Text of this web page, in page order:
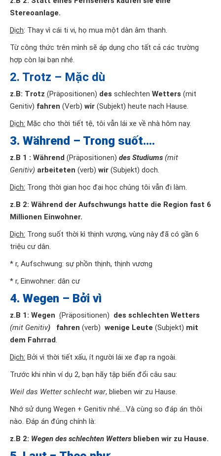
Stereoanlage.
Dịch: Thay vì cái ti vi, họ mua một dàn âm thanh.
Từ công thức trên mình sẽ áp dụng cho tất cả các trường
hợp còn lại bạn nhé.
2. Trotz – Mặc dù
z.B: Trotz (Präpositionen) des schlechten Wetters (mit
Genitiv) fahren (Verb) wir (Subjekt) heute nach Hause.
Dịch: Mặc cho thời tiết tệ, tôi vẫn lái xe về nhà hôm nay.
3. Während – Trong suốt….
z.B 1 : Während (Präpositionen) des Studiums (mit
Genitiv) arbeiteten (verb) wir (Subjekt) doch.
Dịch: Trong thời gian học đại học chúng tôi vẫn đi làm.
z.B 2: Während der Aufschwungs hatte die Region fast 6
Millionen Einwohner.
Dịch: Trong suốt thời kì thịnh vượng, vùng này đã có gần 6
triệu cư dân.
* r, Aufschwung: sự phồn thịnh, thịnh vương
* r, Einwohner: dân cư
4. Wegen – Bởi vì
z.B 1 : Wegen (Präpositionen) des schlechten Wetters
(mit Genitiv) fahren (verb) wenige Leute (Subjekt) mit
dem Fahrrad.
Dịch: Bởi vì thời tiết xấu, ít người lái xe đạp ra ngoài.
Trước khi nhìn ví dụ 2, bạn hãy tập biến đổi câu sau:
Weil das Wetter schlecht war, blieben wir zu Hause.
Nhớ sử dụng Wegen + Genitiv nhé….Và cùng so đáp án thôi
nào. Đáp án đúng chính là:
z.B 2: Wegen des schlechten Wetters blieben wir zu Hause.